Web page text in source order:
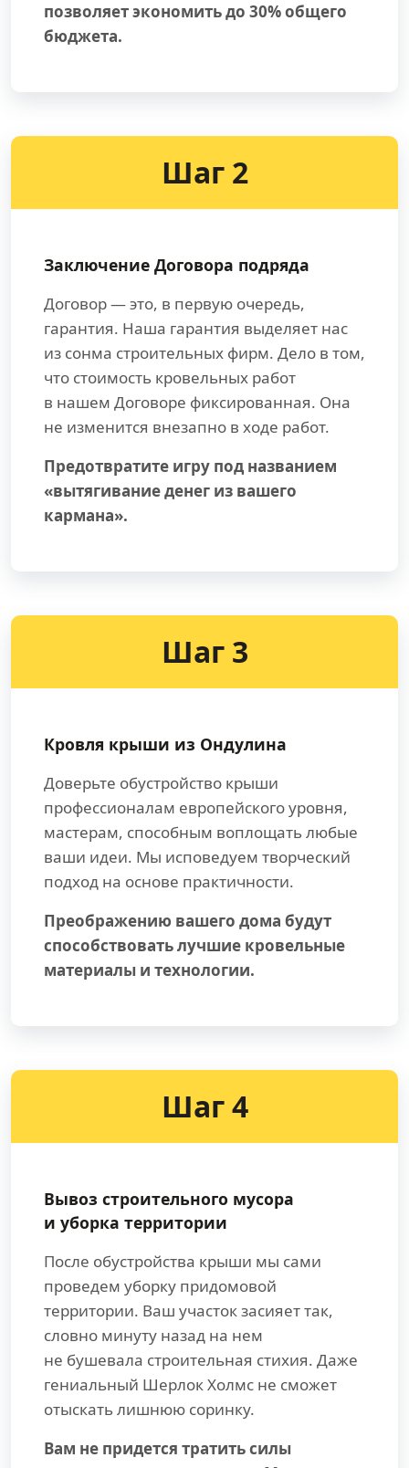
позволяет экономить до 30% общего
бюджета.
Шаг 2
Заключение Договора подряда
Договор — это, в первую очередь,
гарантия. Наша гарантия выделяет нас
из сонма строительных фирм. Дело в том,
что стоимость кровельных работ
в нашем Договоре фиксированная. Она
не изменится внезапно в ходе работ.
Предотвратите игру под названием
«вытягивание денег из вашего
кармана».
Шаг 3
Кровля крыши из Ондулина
Доверьте обустройство крыши
профессионалам европейского уровня,
мастерам, способным воплощать любые
ваши идеи. Мы исповедуем творческий
подход на основе практичности.
Преображению вашего дома будут
способствовать лучшие кровельные
материалы и технологии.
Шаг 4
Вывоз строительного мусора
и уборка территории
После обустройства крыши мы сами
проведем уборку придомовой
территории. Ваш участок засияет так,
словно минуту назад на нем
не бушевала строительная стихия. Даже
гениальный Шерлок Холмс не сможет
отыскать лишнюю соринку.
Вам не придется тратить силы